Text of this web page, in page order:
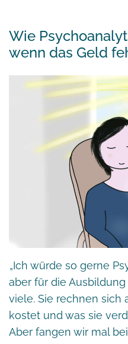
Wie
wenn das Geld
„Ich würde so gerne
aber für die Ausbildung
viele. Sie rechnen sich
kostet und was sie
Aber fangen wir mal